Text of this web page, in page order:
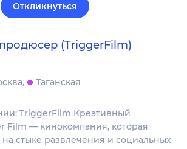
Откликнуться
(TriggerFilm)
Таганская
TriggerFilm Креативный
Film — кинокомпания, которая
на стыке развлечения и социальных